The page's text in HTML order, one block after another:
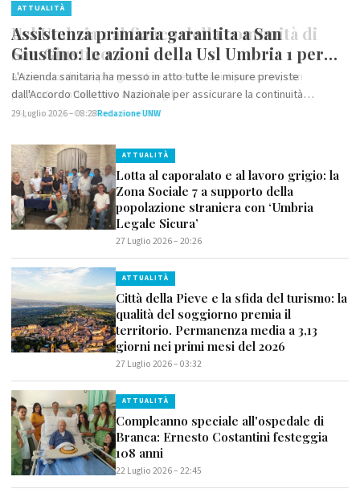
ATTUALITÀ
Assistenza primaria garantita a San
Giustino: le azioni della Usl Umbria 1 per
tutelare i cittadini
L'Azienda sanitaria ha messo in atto tutte le misure previste
dall'Accordo Collettivo Nazionale per assicurare la continuità
dell'assistenza sanitaria nel Comune
29 Luglio 2026 – 08:28Redazione UNW
ATTUALITÀ
Lotta al caporalato e al lavoro grigio: la
Zona Sociale 7 a supporto della
popolazione straniera con ‘Umbria
Legale Sicura’
27 Luglio 2026 – 20:26
ATTUALITÀ
Città della Pieve e la sfida del turismo: la
qualità del soggiorno premia il
territorio. Permanenza media a 3,13
giorni nei primi mesi del 2026
27 Luglio 2026 – 03:32
ATTUALITÀ
Compleanno speciale all'ospedale di
Branca: Ernesto Costantini festeggia
108 anni
22 Luglio 2026 – 22:45